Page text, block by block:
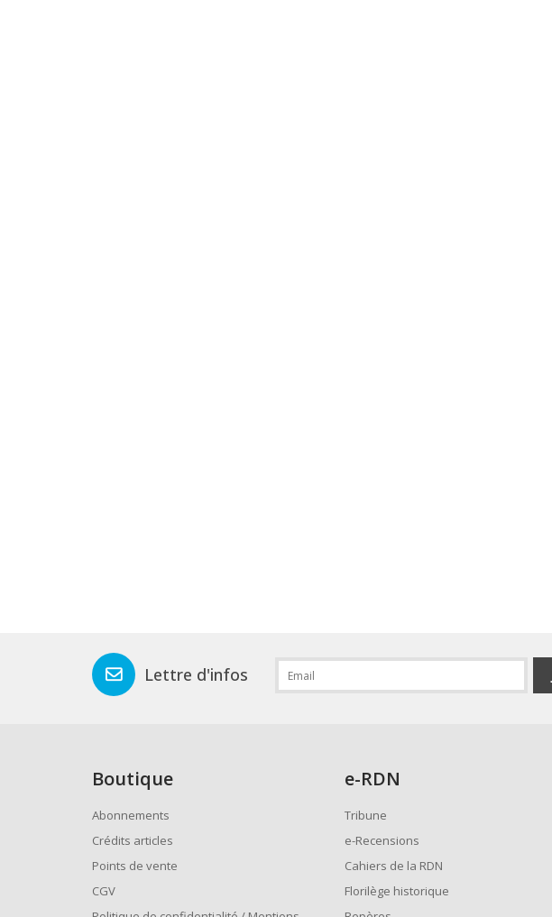
Lettre d'infos
Boutique
Abonnements
Crédits articles
Points de vente
CGV
e-RDN
Tribune
e-Recensions
Cahiers de la RDN
Florilège historique